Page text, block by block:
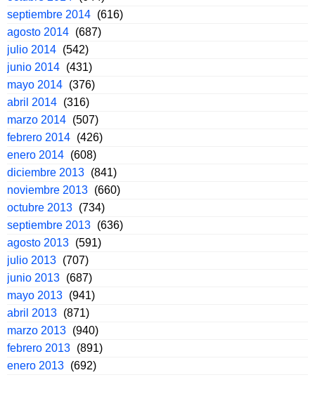
septiembre 2014 (616)
agosto 2014 (687)
julio 2014 (542)
junio 2014 (431)
mayo 2014 (376)
abril 2014 (316)
marzo 2014 (507)
febrero 2014 (426)
enero 2014 (608)
diciembre 2013 (841)
noviembre 2013 (660)
octubre 2013 (734)
septiembre 2013 (636)
agosto 2013 (591)
julio 2013 (707)
junio 2013 (687)
mayo 2013 (941)
abril 2013 (871)
marzo 2013 (940)
febrero 2013 (891)
enero 2013 (692)